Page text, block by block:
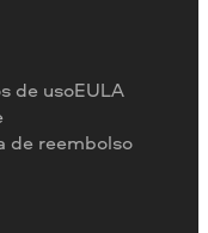
de usoEULA
de reembolso